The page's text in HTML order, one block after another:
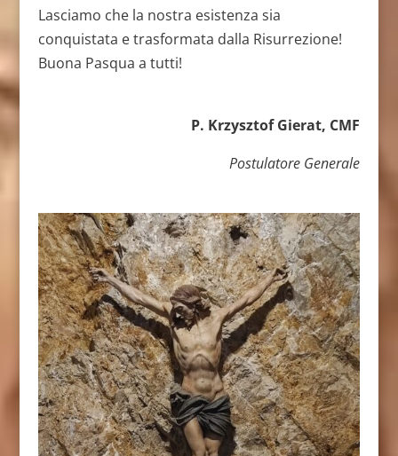
Lasciamo che la nostra esistenza sia
conquistata e trasformata dalla Risurrezione!
Buona Pasqua a tutti!
P. Krzysztof Gierat, CMF
Postulatore Generale